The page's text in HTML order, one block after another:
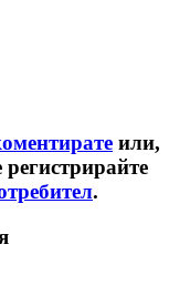
или,
.